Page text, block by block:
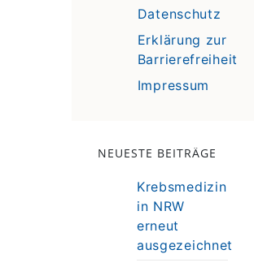
Datenschutz
Erklärung zur
Barrierefreiheit
Impressum
NEUESTE BEITRÄGE
Krebsmedizin
in NRW
erneut
ausgezeichnet